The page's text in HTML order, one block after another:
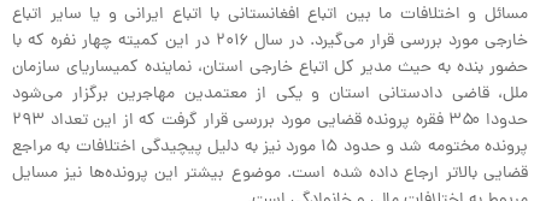
مسائل و اختلافات ما بین اتباع افغانستانی با اتباع ایرانی و یا سایر اتباع
خارجی مورد بررسی قرار می‌گیرد. در سال ۲۰۱۶ در این کمیته چهار نفره که با
حضور بنده به حیث مدیر کل اتباع خارجی استان، نماینده کمیساریای سازمان
ملل، قاضی دادستانی استان و یکی از معتمدین مهاجرین برگزار می‌شود
حدودا ۳۵۰ فقره پرونده قضایی مورد بررسی قرار گرفت که از این تعداد ۲۹۳
پرونده مختومه شد و حدود ۱۵ مورد نیز به دلیل پیچیدگی اختلافات به مراجع
قضایی بالاتر ارجاع داده شده است. موضوع بیشتر این پرونده‌ها نیز مسایل